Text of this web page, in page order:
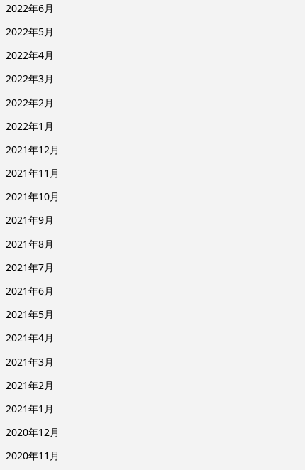
2022年6月
2022年5月
2022年4月
2022年3月
2022年2月
2022年1月
2021年12月
2021年11月
2021年10月
2021年9月
2021年8月
2021年7月
2021年6月
2021年5月
2021年4月
2021年3月
2021年2月
2021年1月
2020年12月
2020年11月